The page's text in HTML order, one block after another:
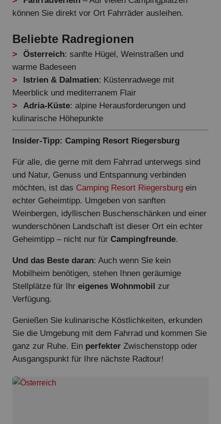
können Sie direkt vor Ort Fahrräder ausleihen.
Beliebte Radregionen
Österreich: sanfte Hügel, Weinstraßen und
warme Badeseen
Istrien & Dalmatien: Küstenradwege mit
Meerblick und mediterranem Flair
Adria-Küste: alpine Herausforderungen und
kulinarische Höhepunkte
Insider-Tipp: Camping Resort Riegersburg
Für alle, die gerne mit dem Fahrrad unterwegs sind
und Natur, Genuss und Entspannung verbinden
möchten, ist das Camping Resort Riegersburg ein
echter Geheimtipp. Umgeben von sanften
Weinbergen, idyllischen Buschenschänken und einer
wunderschönen Landschaft ist dieser Ort ein echter
Geheimtipp – nicht nur für Campingfreunde.
Und das Beste daran: Auch wenn Sie kein
Mobilheim benötigen, stehen Ihnen geräumige
Stellplätze für Ihr eigenes Wohnmobil zur
Verfügung.
Genießen Sie kulinarische Köstlichkeiten, erkunden
Sie die Umgebung mit dem Fahrrad und kommen Sie
ganz zur Ruhe. Ein perfekter Zwischenstopp oder
Ausgangspunkt für Ihre nächste Radtour!